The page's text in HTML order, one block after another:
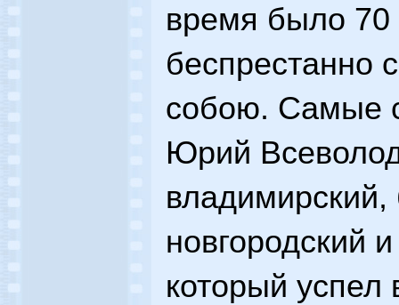
время было 70
беспрестанно
собою. Самые
Юрий
владимирский,
новгородский
который успел